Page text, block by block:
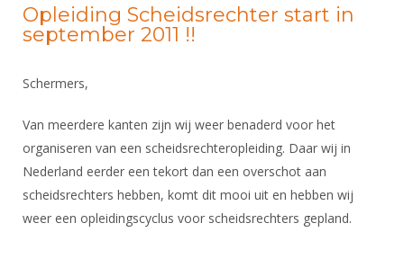
Opleiding Scheidsrechter start in
september 2011 !!
Schermers,
Van meerdere kanten zijn wij weer benaderd voor het
organiseren van een scheidsrechteropleiding. Daar wij in
Nederland eerder een tekort dan een overschot aan
scheidsrechters hebben, komt dit mooi uit en hebben wij
weer een opleidingscyclus voor scheidsrechters gepland.